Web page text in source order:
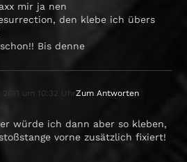
mir ja nen
den klebe ich übers
Bis denne
2011 um 10:32 UhrZum Antworten
würde ich dann aber so kleben,
vorne zusätzlich fixiert!